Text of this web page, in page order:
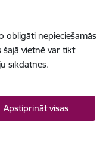
obligāti nepieciešamās
vietnē var tikt
sīkdatnes.
Apstiprināt visas